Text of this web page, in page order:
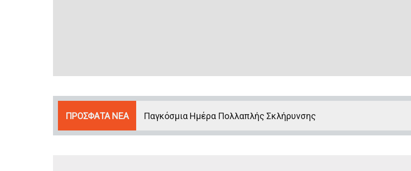
ΠΡΟΣΦΑΤΑ ΝΕΑ Παγκόσμια Ημέρα Πολλαπλής Σκλήρυνσης